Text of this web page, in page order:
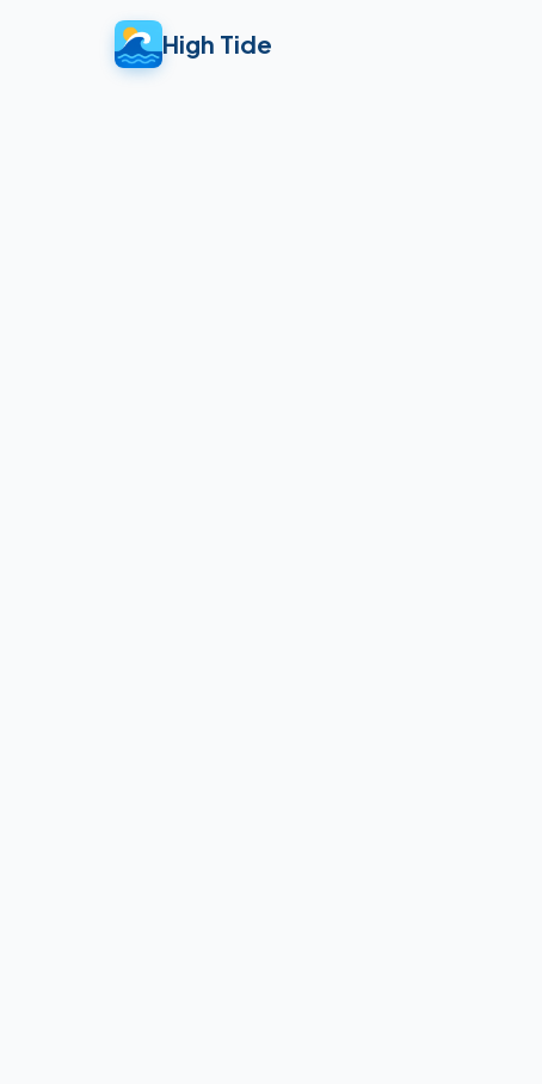
High Tide